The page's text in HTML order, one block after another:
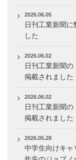
2026.06.05
日刊工業新聞
した
2026.06.02
日刊工業新聞
掲載されました
2026.06.02
日刊工業新聞
掲載されました
2026.05.28
中学生向けキャ